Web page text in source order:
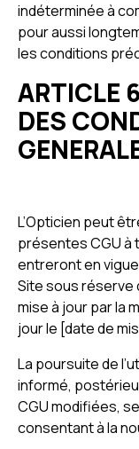
indéterminée à
pour aussi
les conditions
ARTICLE
DES
L’Opticien peut
présentes CGU à
entreront en
Site sous réserve
mise à jour par la
jour le [date de
La poursuite de
informé,
CGU modifiées,
consentant à la